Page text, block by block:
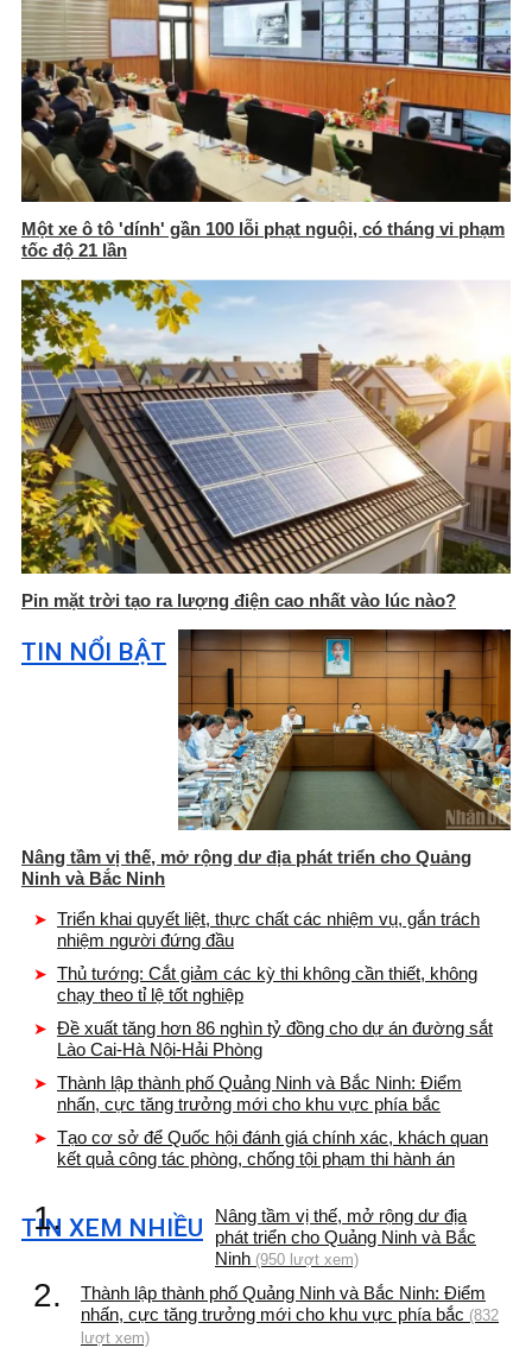
Một xe ô tô 'dính' gần 100 lỗi phạt nguội, có tháng vi phạm
tốc độ 21 lần
Pin mặt trời tạo ra lượng điện cao nhất vào lúc nào?
TIN NỔI BẬT
Nâng tầm vị thế, mở rộng dư địa phát triển cho Quảng
Ninh và Bắc Ninh
Triển khai quyết liệt, thực chất các nhiệm vụ, gắn trách
nhiệm người đứng đầu
Thủ tướng: Cắt giảm các kỳ thi không cần thiết, không
chạy theo tỉ lệ tốt nghiệp
Đề xuất tăng hơn 86 nghìn tỷ đồng cho dự án đường sắt
Lào Cai-Hà Nội-Hải Phòng
Thành lập thành phố Quảng Ninh và Bắc Ninh: Điểm
nhấn, cực tăng trưởng mới cho khu vực phía bắc
Tạo cơ sở để Quốc hội đánh giá chính xác, khách quan
kết quả công tác phòng, chống tội phạm thi hành án
TIN XEM NHIỀU
1.
Nâng tầm vị thế, mở rộng dư địa
phát triển cho Quảng Ninh và Bắc
Ninh (950 lượt xem)
2.
Thành lập thành phố Quảng Ninh và Bắc Ninh: Điểm
nhấn, cực tăng trưởng mới cho khu vực phía bắc (832
lượt xem)